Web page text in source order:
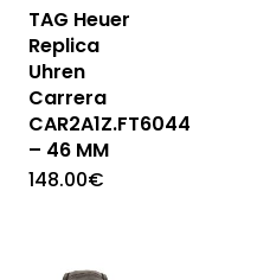
TAG Heuer
Replica
Uhren
Carrera
CAR2A1Z.FT6044
– 46 MM
148.00€